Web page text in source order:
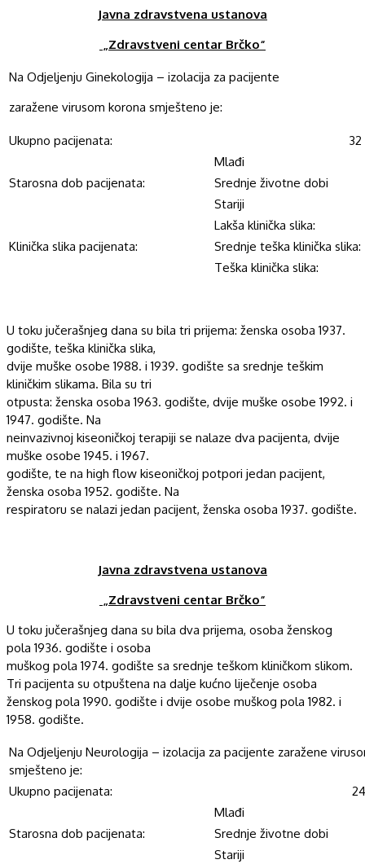
Javna zdravstvena ustanova
„Zdravstveni centar Brčko“
Na Odjeljenju Ginekologija – izolacija za pacijente
zaražene virusom korona smješteno je:
Ukupno pacijenata: 32
Starosna dob pacijenata:
Mlađi
Srednje životne dobi
Stariji
Klinička slika pacijenata:
Lakša klinička slika:
Srednje teška klinička slika:
Teška klinička slika:
U toku jučerašnjeg dana su bila tri prijema: ženska osoba 1937.
godište, teška klinička slika,
dvije muške osobe 1988. i 1939. godište sa srednje teškim
kliničkim slikama. Bila su tri
otpusta: ženska osoba 1963. godište, dvije muške osobe 1992. i
1947. godište. Na
neinvazivnoj kiseoničkoj terapiji se nalaze dva pacijenta, dvije
muške osobe 1945. i 1967.
godište, te na high flow kiseoničkoj potpori jedan pacijent,
ženska osoba 1952. godište. Na
respiratoru se nalazi jedan pacijent, ženska osoba 1937. godište.
Javna zdravstvena ustanova
„Zdravstveni centar Brčko“
U toku jučerašnjeg dana su bila dva prijema, osoba ženskog
pola 1936. godište i osoba
muškog pola 1974. godište sa srednje teškom kliničkom slikom.
Tri pacijenta su otpuštena na dalje kućno liječenje osoba
ženskog pola 1990. godište i dvije osobe muškog pola 1982. i
1958. godište.
Na Odjeljenju Neurologija – izolacija za pacijente zaražene
smješteno je:
Ukupno pacijenata:
24
Starosna dob pacijenata:
Mlađi
Srednje životne dobi
Stariji